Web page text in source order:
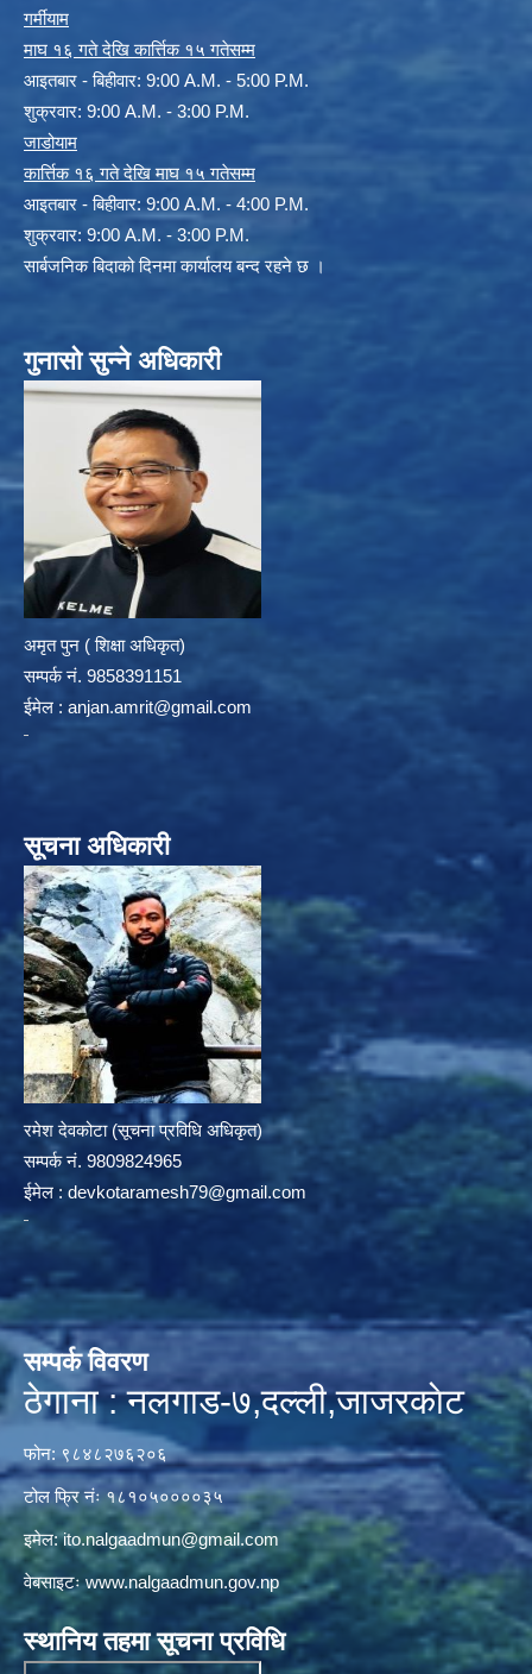
गर्मीयाम
माघ १६ गते देखि कार्त्तिक १५ गतेसम्म
आइतबार - बिहीवार: 9:00 A.M. - 5:00 P.M.
शुक्रवार: 9:00 A.M. - 3:00 P.M.
जाडोयाम
कार्त्तिक १६ गते देखि माघ १५ गतेसम्म
आइतबार - बिहीवार: 9:00 A.M. - 4:00 P.M.
शुक्रवार: 9:00 A.M. - 3:00 P.M.
सार्बजनिक बिदाको दिनमा कार्यालय बन्द रहने छ ।
गुनासो सुन्ने अधिकारी
अमृत पुन ( शिक्षा अधिकृत)
सम्पर्क न‌ं. 9858391151
ईमेल : anjan.amrit@gmail.com
सूचना अधिकारी
रमेश देवकोटा (सूचना प्रविधि अधिकृत)
सम्पर्क न‌ं. 9809824965
ईमेल : devkotaramesh79@gmail.com
सम्पर्क विवरण
ठेगाना : नलगाड-७,दल्ली,जाजरकाेट
फोन: ९८४८२७६२०६
टोल फ्रि नंः १८१०५००००३५
इमेल:ito.nalgaadmun@gmail.com
वेबसाइटःwww.nalgaadmun.gov.np
स्थानिय तहमा सूचना प्रविधि